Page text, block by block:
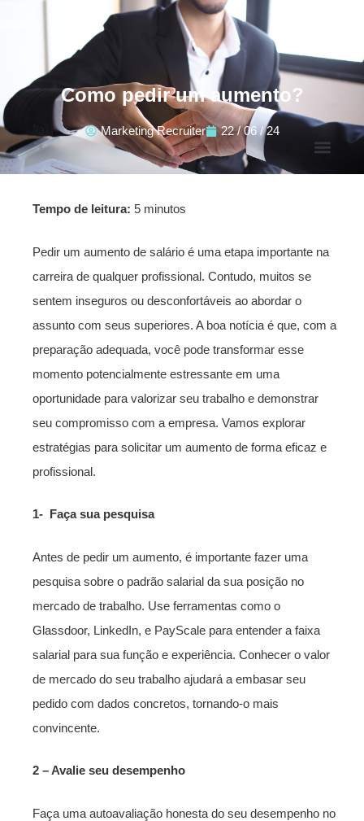
Como pedir um aumento?
Marketing Recruiter 22 / 06 / 24
Tempo de leitura: 5 minutos
Pedir um aumento de salário é uma etapa importante na
carreira de qualquer profissional. Contudo, muitos se
sentem inseguros ou desconfortáveis ao abordar o
assunto com seus superiores. A boa notícia é que, com a
preparação adequada, você pode transformar esse
momento potencialmente estressante em uma
oportunidade para valorizar seu trabalho e demonstrar
seu compromisso com a empresa. Vamos explorar
estratégias para solicitar um aumento de forma eficaz e
profissional.
1- Faça sua pesquisa
Antes de pedir um aumento, é importante fazer uma
pesquisa sobre o padrão salarial da sua posição no
mercado de trabalho. Use ferramentas como o
Glassdoor, LinkedIn, e PayScale para entender a faixa
salarial para sua função e experiência. Conhecer o valor
de mercado do seu trabalho ajudará a embasar seu
pedido com dados concretos, tornando-o mais
convincente.
2 – Avalie seu desempenho
Faça uma autoavaliação honesta do seu desempenho no